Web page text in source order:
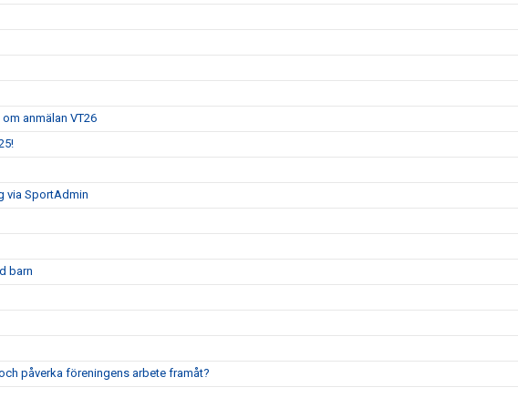
anmälan VT26
via SportAdmin
barn
påverka föreningens arbete framåt?